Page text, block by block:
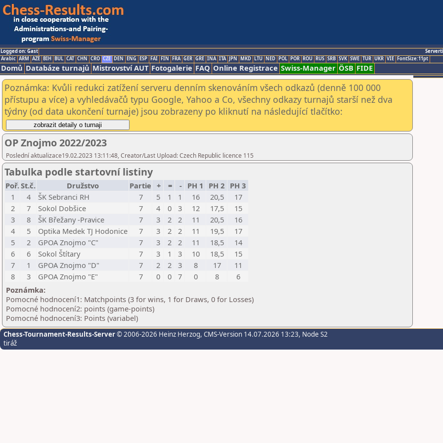
Logged on: Gast
Arabic ARM AZE BIH BUL CAT CHN CRO CZE DEN ENG ESP FAI FIN FRA GER GRE INA ITA JPN MKD LTU NED POL POR ROU RUS SRB SVK SWE TUR UKR VIE FontSize:11pt
Domů Databáze turnajů Mistrovství AUT Fotogalerie FAQ Online Registrace Swiss-Manager ÖSB FIDE
Poznámka: Kvůli redukci zatížení serveru denním skenováním všech odkazů (denně 100 000
přístupu a více) a vyhledávačů typu Google, Yahoo a Co, všechny odkazy turnajů starší než dva
týdny (od data ukončení turnaje) jsou zobrazeny po kliknutí na následující tlačítko:
OP Znojmo 2022/2023
Poslední aktualizace19.02.2023 13:11:48, Creator/Last Upload: Czech Republic licence 115
Tabulka podle startovní listiny
Poř.St.č. Družstvo Partie + = - PH 1 PH 2 PH 3
1
4 ŠK Sebranci RH 7 5 1 1 16 20,5
17
2
7 Sokol Dobšice 7 4 0 3 12 17,5
15
3
8 ŠK Břežany -Pravice 7 3 2 2 11 20,5
16
4
5 Optika Medek TJ Hodonice 7 3 2 2 11 19,5
17
5
2 GPOA Znojmo "C" 7 3 2 2 11 18,5
14
6
6 Sokol Štítary 7 3 1 3 10 18,5
15
7
1 GPOA Znojmo "D" 7 2 2 3 8 17
11
8
3 GPOA Znojmo "E" 7 0 0 7 0 8
6
Poznámka:
Pomocné hodnocení1: Matchpoints (3 for wins, 1 for Draws, 0 for Losses)
Pomocné hodnocení2: points (game-points)
Pomocné hodnocení3: Points (variabel)
Chess-Tournament-Results-Server© 2006-2026 Heinz Herzog, CMS-Version 14.07.2026 13:23, Node S2
tiráž